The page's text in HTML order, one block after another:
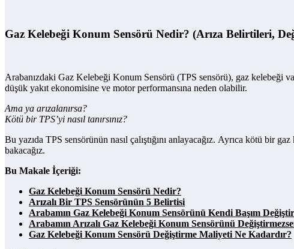
Gaz Kelebeği Konum Sensörü Nedir? (Arıza Belirtileri,
Arabanızdaki Gaz Kelebeği Konum Sensörü (TPS sensörü), gaz kelebeği
düşük yakıt ekonomisine ve motor performansına neden olabilir.
Ama ya arızalanırsa?
Kötü bir TPS’yi nasıl tanırsınız?
Bu yazıda TPS sensörünün nasıl çalıştığını anlayacağız. Ayrıca kötü
bakacağız.
Bu Makale İçeriği:
Gaz Kelebeği Konum Sensörü Nedir?
Arızalı Bir TPS Sensörünün 5 Belirtisi
Arabamın Gaz Kelebeği Konum Sensörünü Kendi Başım
Arabamın Arızalı Gaz Kelebeği Konum Sensörünü
Gaz Kelebeği Konum Sensörü Değiştirme Maliyeti Ne Kadardır?